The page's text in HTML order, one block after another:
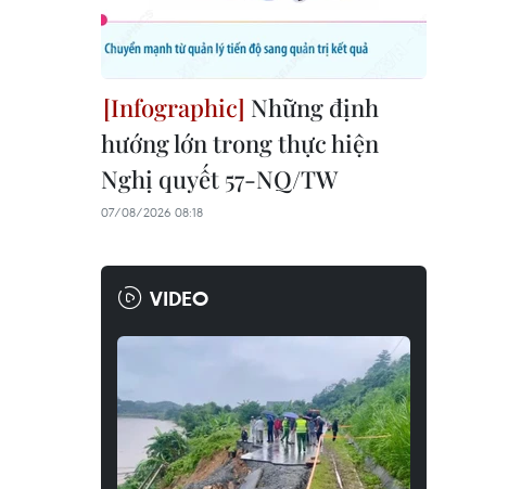
Những định
hướng lớn trong thực hiện
Nghị quyết 57-NQ/TW
07/08/2026 08:18
VIDEO